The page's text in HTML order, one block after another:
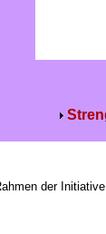
der Initiative